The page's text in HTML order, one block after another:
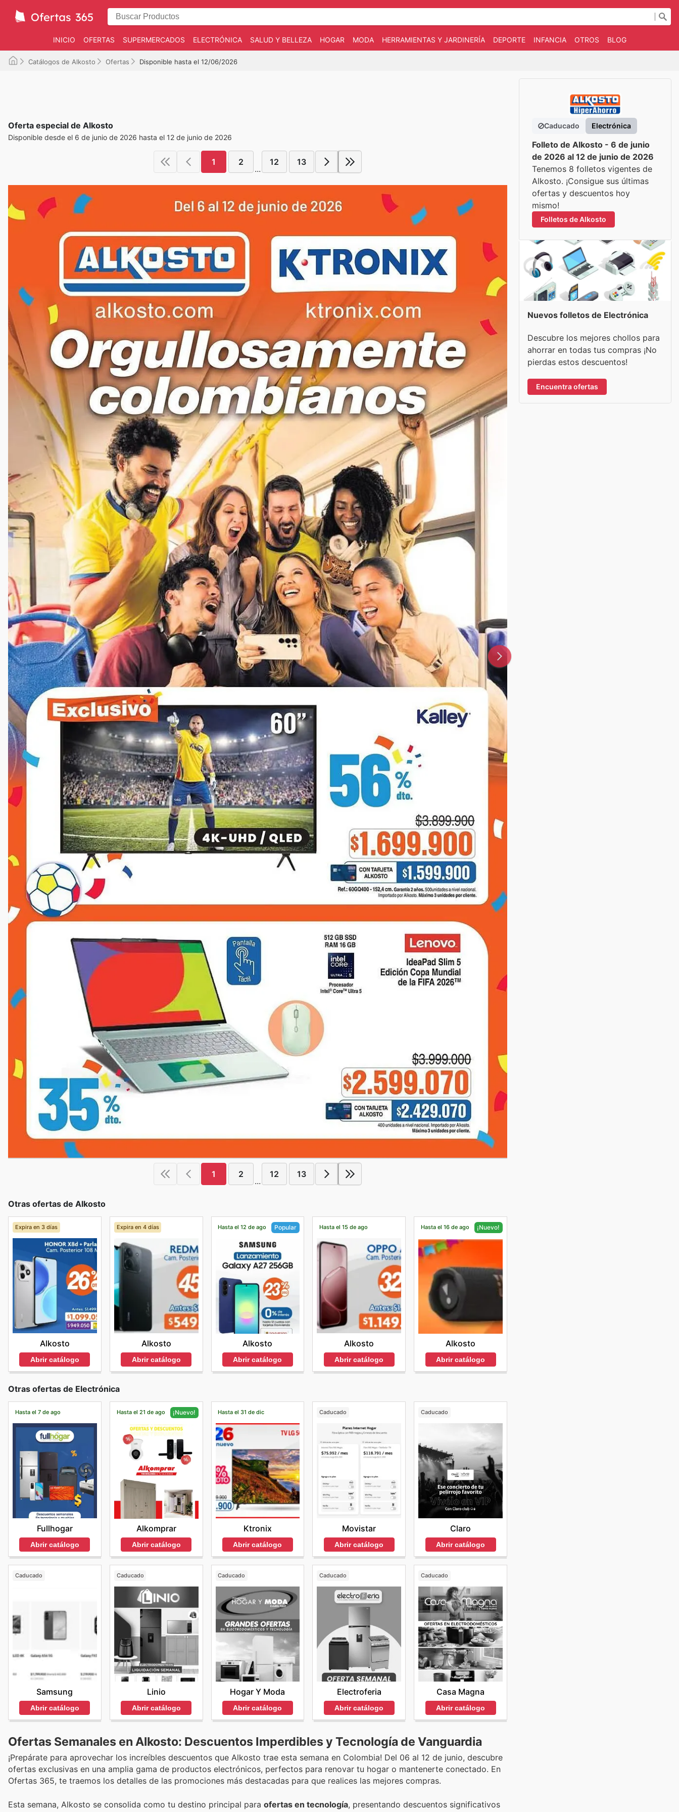
INICIO OFERTAS SUPERMERCADOS ELECTRÓNICA SALUD Y BELLEZA HOGAR MODA HERRAMIENTAS Y JARDINERÍA DEPORTE INFANCIA OTROS BLOG
Catálogos de Alkosto Ofertas Disponible hasta el 12/06/2026
Oferta especial de Alkosto
Disponible desde el 6 de junio de 2026 hasta el 12 de junio de 2026
1 2
...
12 13
1 2
...
12 13
Otras ofertas de Alkosto
Expira en 3 días
Alkosto
Abrir catálogo
Expira en 4 días
Alkosto
Abrir catálogo
Hasta el 12 de ago Popular
Alkosto
Abrir catálogo
Hasta el 15 de ago
Alkosto
Abrir catálogo
Hasta el 16 de ago ¡Nuevo!
Alkosto
Abrir catálogo
Otras ofertas de Electrónica
Hasta el 7 de ago
Fullhogar
Abrir catálogo
Hasta el 21 de ago ¡Nuevo!
Alkomprar
Abrir catálogo
Hasta el 31 de dic
Ktronix
Abrir catálogo
Caducado
Movistar
Abrir catálogo
Caducado
Claro
Abrir catálogo
Caducado
Samsung
Abrir catálogo
Caducado
Linio
Abrir catálogo
Caducado
Hogar Y Moda
Abrir catálogo
Caducado
Electroferia
Abrir catálogo
Caducado
Casa Magna
Abrir catálogo
Ofertas Semanales en Alkosto: Descuentos Imperdibles y Tecnología de Vanguardia
¡Prepárate para aprovechar los increíbles descuentos que Alkosto trae esta semana en Colombia! Del 06 al 12 de junio, descubre
ofertas exclusivas en una amplia gama de productos electrónicos, perfectos para renovar tu hogar o mantenerte conectado. En
Ofertas 365, te traemos los detalles de las promociones más destacadas para que realices las mejores compras.
Esta semana, Alkosto se consolida como tu destino principal para ofertas en tecnología, presentando descuentos significativos
Caducado Electrónica
Folleto de Alkosto - 6 de junio
de 2026 al 12 de junio de 2026
Tenemos 8 folletos vigentes de
Alkosto. ¡Consigue sus últimas
ofertas y descuentos hoy
mismo!
Folletos de Alkosto
Nuevos folletos de Electrónica
Descubre los mejores chollos para
ahorrar en todas tus compras ¡No
pierdas estos descuentos!
Encuentra ofertas